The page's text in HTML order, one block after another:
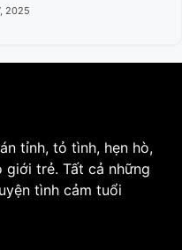
2025
tỉnh, tỏ tình, hẹn hò,
trẻ. Tất cả những
tình cảm tuổi